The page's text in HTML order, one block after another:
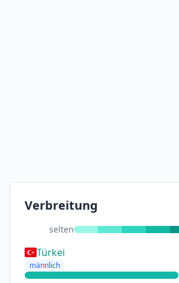
Verbreitung
selten
Türkei
männlich